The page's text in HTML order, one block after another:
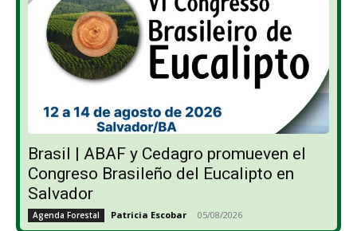
Brasil | ABAF y Cedagro promueven el
Congreso Brasileño del Eucalipto en
Salvador
Agenda Forestal Patricia Escobar - 05/08/2026